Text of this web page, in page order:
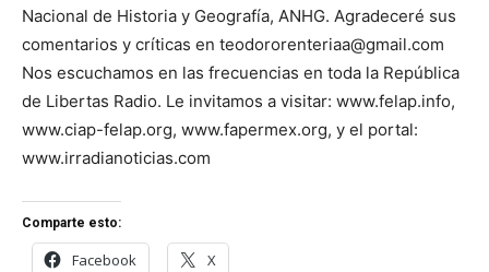
Nacional de Historia y Geografía, ANHG. Agradeceré sus
comentarios y críticas en teodororenteriaa@gmail.com
Nos escuchamos en las frecuencias en toda la República
de Libertas Radio. Le invitamos a visitar: www.felap.info,
www.ciap-felap.org, www.fapermex.org, y el portal:
www.irradianoticias.com
Comparte esto:
Facebook X